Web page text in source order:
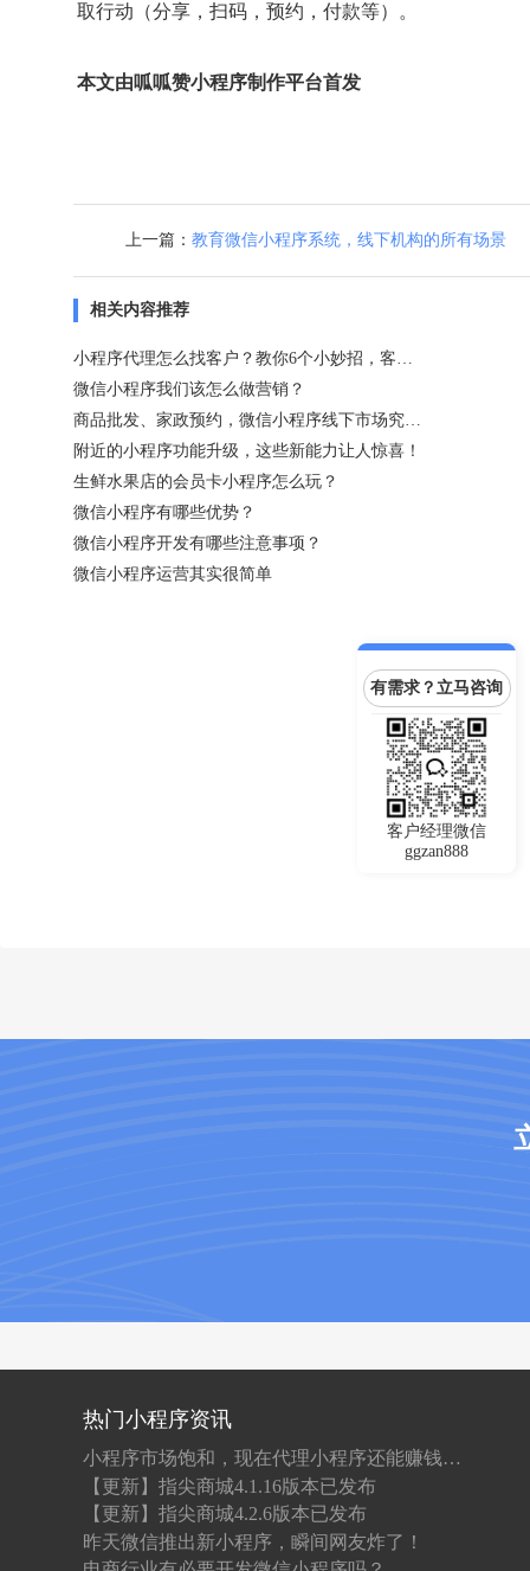
取行动（分享，扫码，预约，付款等）。
本文由呱呱赞小程序制作平台首发
上一篇： 教育微信小程序系统，线下机构的所有场景
相关内容推荐
小程序代理怎么找客户？教你6个小妙招，客户自己找上门！
微信小程序我们该怎么做营销？
商品批发、家政预约，微信小程序线下市场究竟有多大？
附近的小程序功能升级，这些新能力让人惊喜！
生鲜水果店的会员卡小程序怎么玩？
微信小程序有哪些优势？
微信小程序开发有哪些注意事项？
微信小程序运营其实很简单
有需求？立马咨询
客户经理微信
ggzan888
热门小程序资讯
小程序市场饱和，现在代理小程序还能赚钱吗？
【更新】指尖商城4.1.16版本已发布
【更新】指尖商城4.2.6版本已发布
昨天微信推出新小程序，瞬间网友炸了！